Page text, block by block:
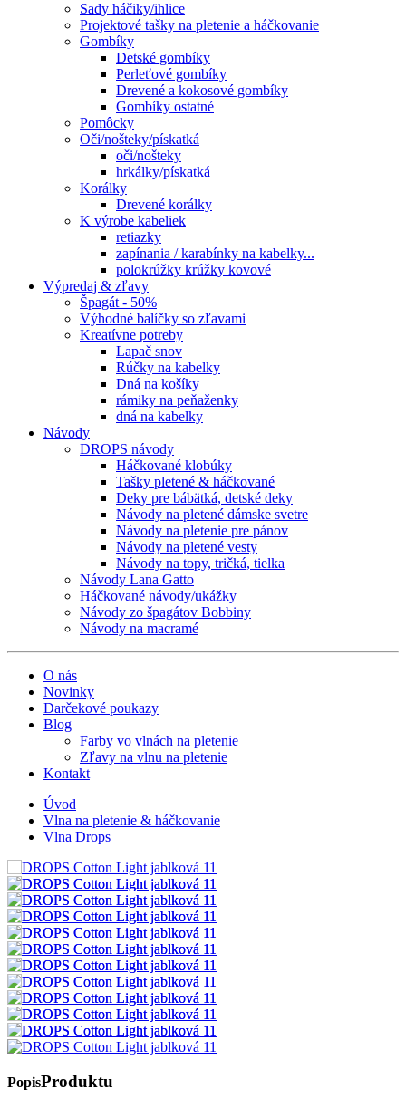
Sady háčiky/ihlice
Projektové tašky na pletenie a háčkovanie
Gombíky
Detské gombíky
Perleťové gombíky
Drevené a kokosové gombíky
Gombíky ostatné
Pomôcky
Oči/nošteky/pískatká
oči/nošteky
hrkálky/pískatká
Korálky
Drevené korálky
K výrobe kabeliek
retiazky
zapínania / karabínky na kabelky...
polokrúžky krúžky kovové
Výpredaj & zľavy
Špagát - 50%
Výhodné balíčky so zľavami
Kreatívne potreby
Lapač snov
Rúčky na kabelky
Dná na košíky
rámiky na peňaženky
dná na kabelky
Návody
DROPS návody
Háčkované klobúky
Tašky pletené & háčkované
Deky pre bábätká, detské deky
Návody na pletené dámske svetre
Návody na pletenie pre pánov
Návody na pletené vesty
Návody na topy, tričká, tielka
Návody Lana Gatto
Háčkované návody/ukážky
Návody zo špagátov Bobbiny
Návody na macramé
O nás
Novinky
Darčekové poukazy
Blog
Farby vo vlnách na pletenie
Zľavy na vlnu na pletenie
Kontakt
Úvod
Vlna na pletenie & háčkovanie
Vlna Drops
PopisProduktu